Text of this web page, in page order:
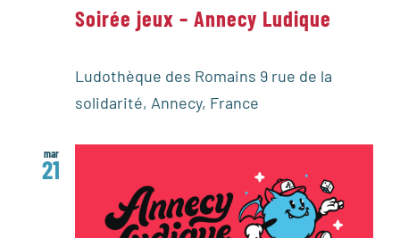
Soirée jeux – Annecy Ludique
Ludothèque des Romains 9 rue de la
solidarité, Annecy, France
mar
21